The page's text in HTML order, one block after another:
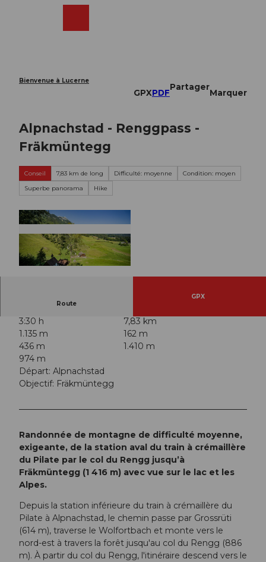
Bienvenue à Lucerne
GPXPDF
Partager
Marquer
Alpnachstad - Renggpass -
Fräkmüntegg
Conseil 7,83 km de long Difficulté: moyenne
Condition: moyen
Superbe panorama
Hike
Route
GPX
3:30 h
7,83 km
1.135 m
162 m
436 m
1.410 m
974 m
Départ: Alpnachstad
Objectif: Fräkmüntegg
Randonnée de montagne de difficulté moyenne,
exigeante, de la station aval du train à crémaillère
du Pilate par le col du Rengg jusqu’à
Fräkmüntegg (1 416 m) avec vue sur le lac et les
Alpes.
Depuis la station inférieure du train à crémaillère du
Pilate à Alpnachstad, le chemin passe par Grossrüti
(614 m), traverse le Wolfortbach et monte vers le
nord-est à travers la forêt jusqu'au col du Rengg (886
m). À partir du col du Rengg, l'itinéraire descend vers le